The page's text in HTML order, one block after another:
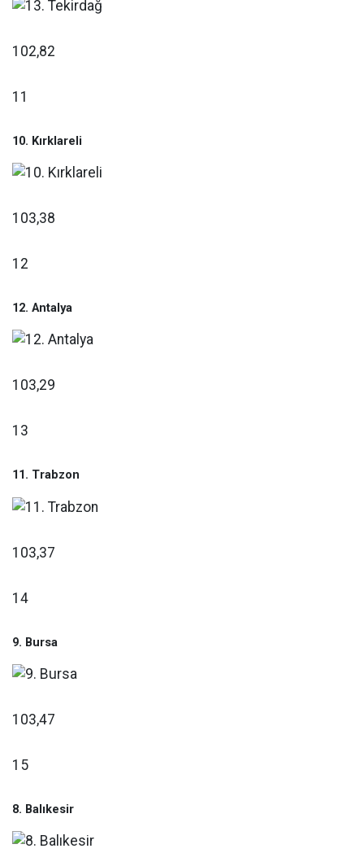
102,82
11
10. Kırklareli
103,38
12
12. Antalya
103,29
13
11. Trabzon
103,37
14
9. Bursa
103,47
15
8. Balıkesir